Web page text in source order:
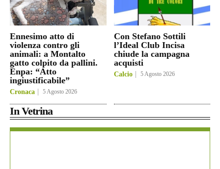
Ennesimo atto di
violenza contro gli
animali: a Montalto
gatto colpito da pallini.
Enpa: “Atto
ingiustificabile”
Cronaca 5 Agosto 2026
Con Stefano Sottili
l’Ideal Club Incisa
chiude la campagna
acquisti
Calcio 5 Agosto 2026
In Vetrina